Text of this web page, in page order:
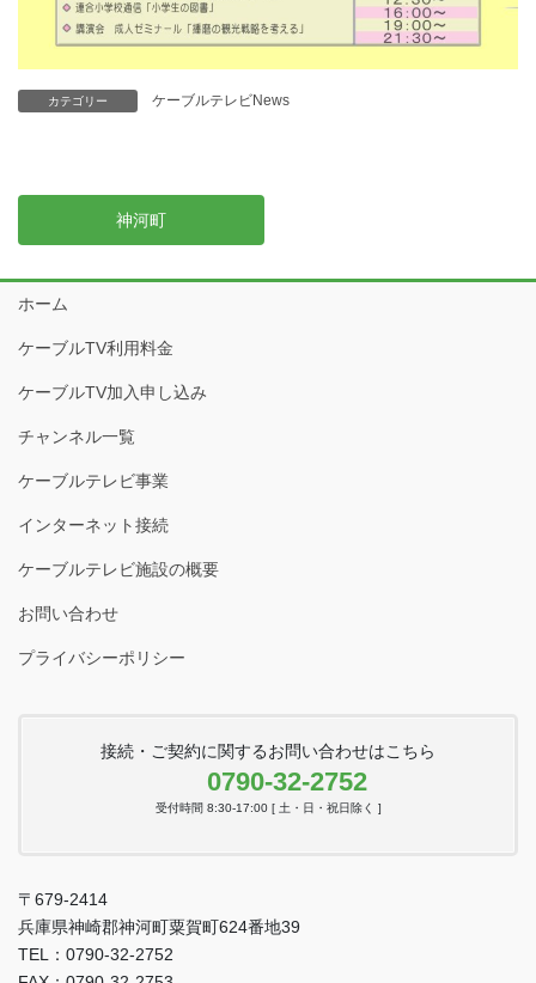
カテゴリー ケーブルテレビNews
神河町
ホーム
ケーブルTV利用料金
ケーブルTV加入申し込み
チャンネル一覧
ケーブルテレビ事業
インターネット接続
ケーブルテレビ施設の概要
お問い合わせ
プライバシーポリシー
接続・ご契約に関するお問い合わせはこちら
0790-32-2752
受付時間 8:30-17:00 [ 土・日・祝日除く ]
〒679-2414
兵庫県神崎郡神河町粟賀町624番地39
TEL：0790-32-2752